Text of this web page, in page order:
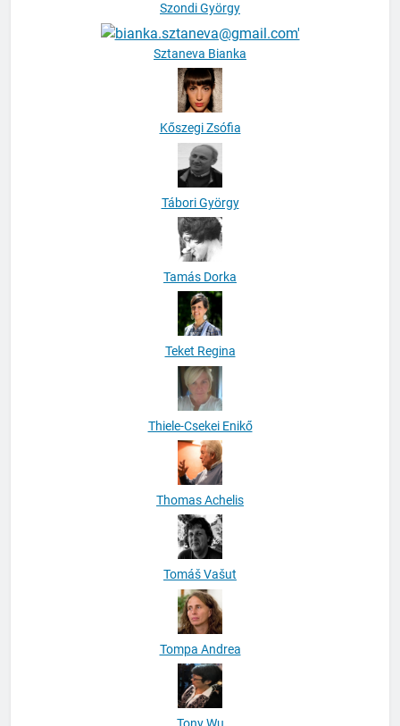
Szondi György
Sztaneva Bianka
Kőszegi Zsófia
Tábori György
Tamás Dorka
Teket Regina
Thiele-Csekei Enikő
Thomas Achelis
Tomáš Vašut
Tompa Andrea